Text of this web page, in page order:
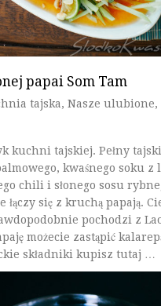
papai Som Tam
tajska, Nasze ulubione,
kuchni tajskiej. Pełny
kwaśnego soku
chili i słonego sosu
się z kruchą papają.
pochodzi z
możecie zastąpić
składniki kupisz tutaj …